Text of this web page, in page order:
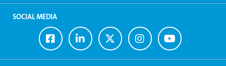
SOCIAL MEDIA
Ga
naar
Facebook
Ga
naar
LinkedIn
Ga
naar
Twitter
Ga
naar
Instagram
Ga
naar
Youtube